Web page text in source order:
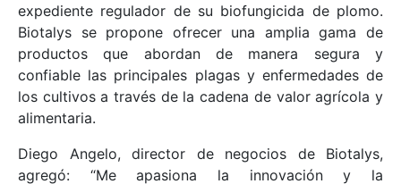
expediente regulador de su biofungicida de plomo.
Biotalys se propone ofrecer una amplia gama de
productos que abordan de manera segura y
confiable las principales plagas y enfermedades de
los cultivos a través de la cadena de valor agrícola y
alimentaria.
Diego Angelo, director de negocios de Biotalys,
agregó: “Me apasiona la innovación y la